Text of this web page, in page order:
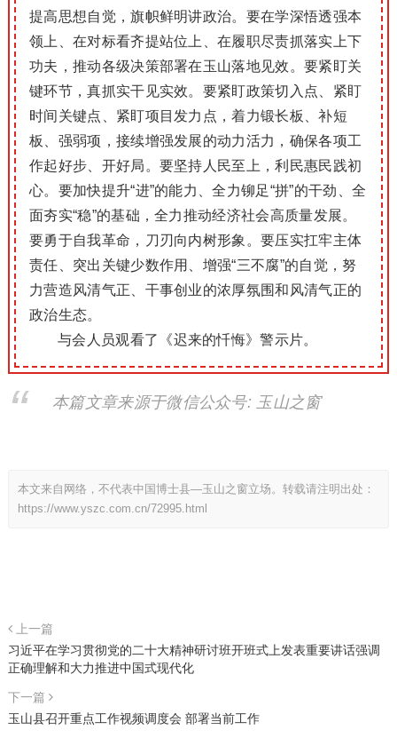
提高思想自觉，旗帜鲜明讲政治。要在学深悟透强本
领上、在对标看齐提站位上、在履职尽责抓落实上下
功夫，推动各级决策部署在玉山落地见效。要紧盯关
键环节，真抓实干见实效。要紧盯政策切入点、紧盯
时间关键点、紧盯项目发力点，着力锻长板、补短
板、强弱项，接续增强发展的动力活力，确保各项工
作起好步、开好局。要坚持人民至上，利民惠民践初
心。要加快提升“进”的能力、全力铆足“拼”的干劲、全
面夯实“稳”的基础，全力推动经济社会高质量发展。
要勇于自我革命，刀刃向内树形象。要压实扛牢主体
责任、突出关键少数作用、增强“三不腐”的自觉，努
力营造风清气正、干事创业的浓厚氛围和风清气正的
政治生态。
与会人员观看了《迟来的忏悔》警示片。
本篇文章来源于微信公众号: 玉山之窗
本文来自网络，不代表中国博士县—玉山之窗立场。转载请注明出处：
https://www.yszc.com.cn/72995.html
上一篇
习近平在学习贯彻党的二十大精神研讨班开班式上发表重要讲话强调
正确理解和大力推进中国式现代化
下一篇
玉山县召开重点工作视频调度会 部署当前工作